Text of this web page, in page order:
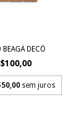
BEAGÁ DECÔ
sem juros